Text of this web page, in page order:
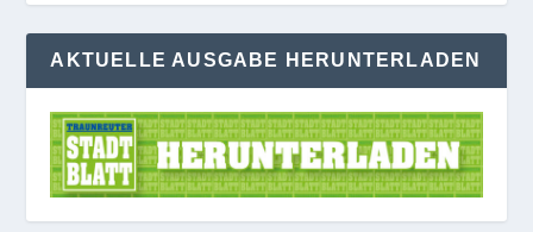
AKTUELLE AUSGABE HERUNTERLADEN